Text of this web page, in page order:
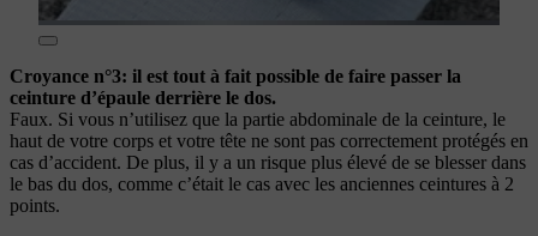
Croyance n°3: il est tout à fait possible de faire passer la
ceinture d’épaule derrière le dos.
Faux. Si vous n’utilisez que la partie abdominale de la ceinture, le
haut de votre corps et votre tête ne sont pas correctement protégés en
cas d’accident. De plus, il y a un risque plus élevé de se blesser dans
le bas du dos, comme c’était le cas avec les anciennes ceintures à 2
points.